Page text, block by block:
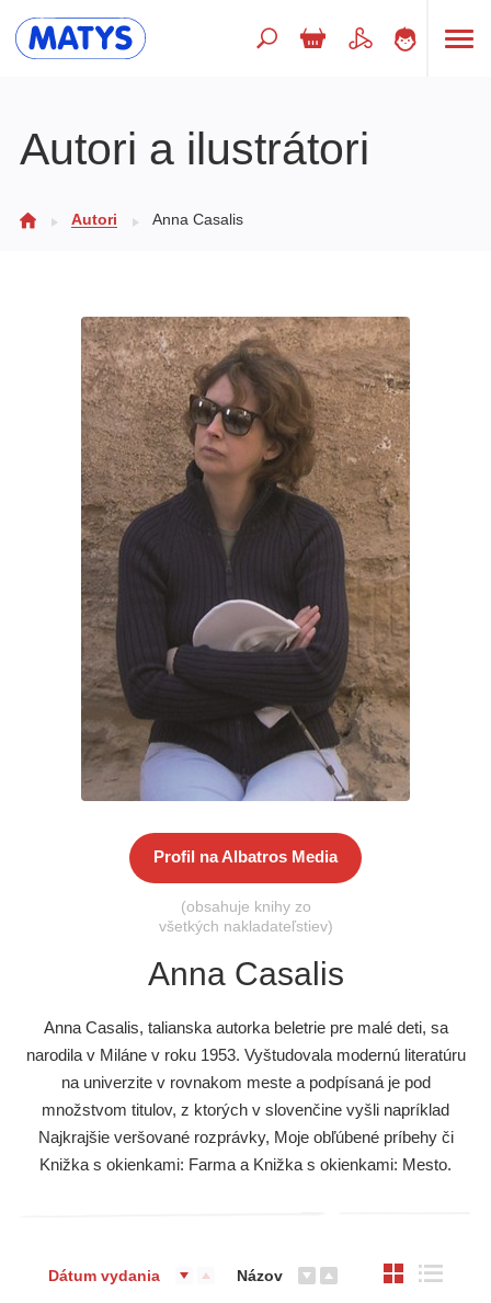
Doplnkový sortiment
Populárno - náučné pre deti
Predškoláci
Výchova a pedagogika
Všetky kategórie
Autori a ilustrátori
Autori Anna Casalis
Profil na Albatros Media
(obsahuje knihy zo
všetkých nakladateľstiev)
Anna Casalis
Anna Casalis, talianska autorka beletrie pre malé deti, sa
narodila v Miláne v roku 1953. Vyštudovala modernú literatúru
na univerzite v rovnakom meste a podpísaná je pod
množstvom titulov, z ktorých v slovenčine vyšli napríklad
Najkrajšie veršované rozprávky, Moje obľúbené príbehy či
Knižka s okienkami: Farma a Knižka s okienkami: Mesto.
Dátum vydania Názov